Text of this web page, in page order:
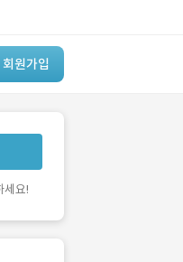
회원가입
세요!